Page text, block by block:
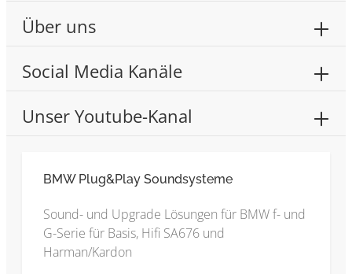
Über uns
Social Media Kanäle
Unser Youtube-Kanal
BMW Plug&Play Soundsysteme
Sound- und Upgrade Lösungen für BMW f- und
G-Serie für Basis, Hifi SA676 und
Harman/Kardon